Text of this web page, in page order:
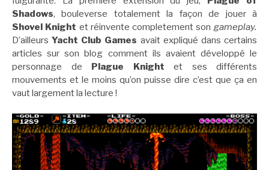
Shadows, bouleverse totalement la façon de jouer à
Shovel Knight et réinvente completement son gameplay.
D’ailleursYacht Club Games avait expliqué dans certains
articles sur son blog comment ils avaient développé le
personnage de
Plague Knight et ses différents
mouvements et le moins qu’on puisse dire c’est que ça en
vaut largement la lecture !